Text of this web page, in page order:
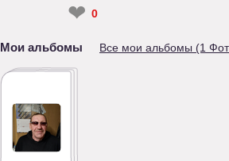
❤ 0
Мои альбомы Все мои альбомы (1